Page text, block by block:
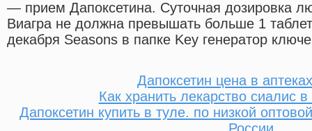
— прием Дапоксетина. Суточная дозировка
Виагра не должна превышать больше 1
декабря Seasons в папке Key генератор
Дапоксетин цена в
Как хранить лекарство сиалис
Дапоксетин купить в туле. по низкой